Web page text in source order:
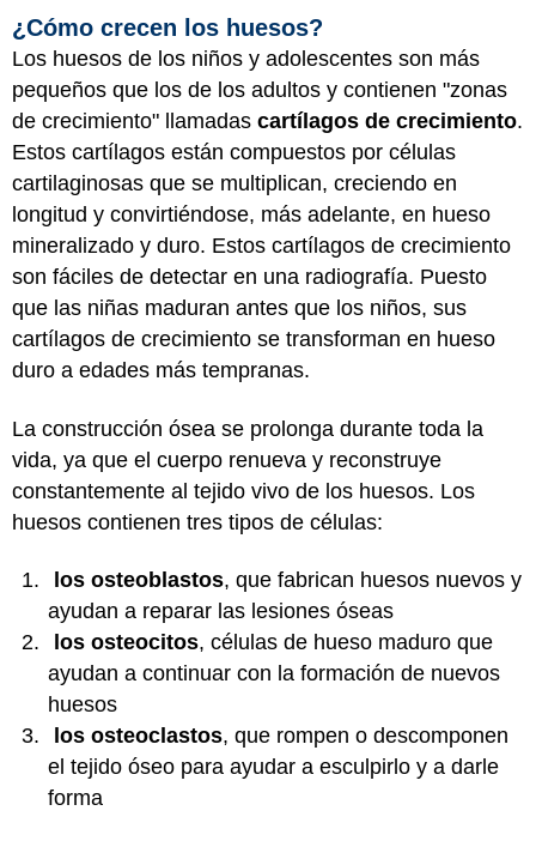
¿Cómo crecen los huesos?
Los huesos de los niños y adolescentes son más
pequeños que los de los adultos y contienen "zonas
de crecimiento" llamadas cartílagos de crecimiento.
Estos cartílagos están compuestos por células
cartilaginosas que se multiplican, creciendo en
longitud y convirtiéndose, más adelante, en hueso
mineralizado y duro. Estos cartílagos de crecimiento
son fáciles de detectar en una radiografía. Puesto
que las niñas maduran antes que los niños, sus
cartílagos de crecimiento se transforman en hueso
duro a edades más tempranas.
La construcción ósea se prolonga durante toda la
vida, ya que el cuerpo renueva y reconstruye
constantemente al tejido vivo de los huesos. Los
huesos contienen tres tipos de células:
los osteoblastos, que fabrican huesos nuevos y
ayudan a reparar las lesiones óseas
los osteocitos, células de hueso maduro que
ayudan a continuar con la formación de nuevos
huesos
los osteoclastos, que rompen o descomponen
el tejido óseo para ayudar a esculpirlo y a darle
forma